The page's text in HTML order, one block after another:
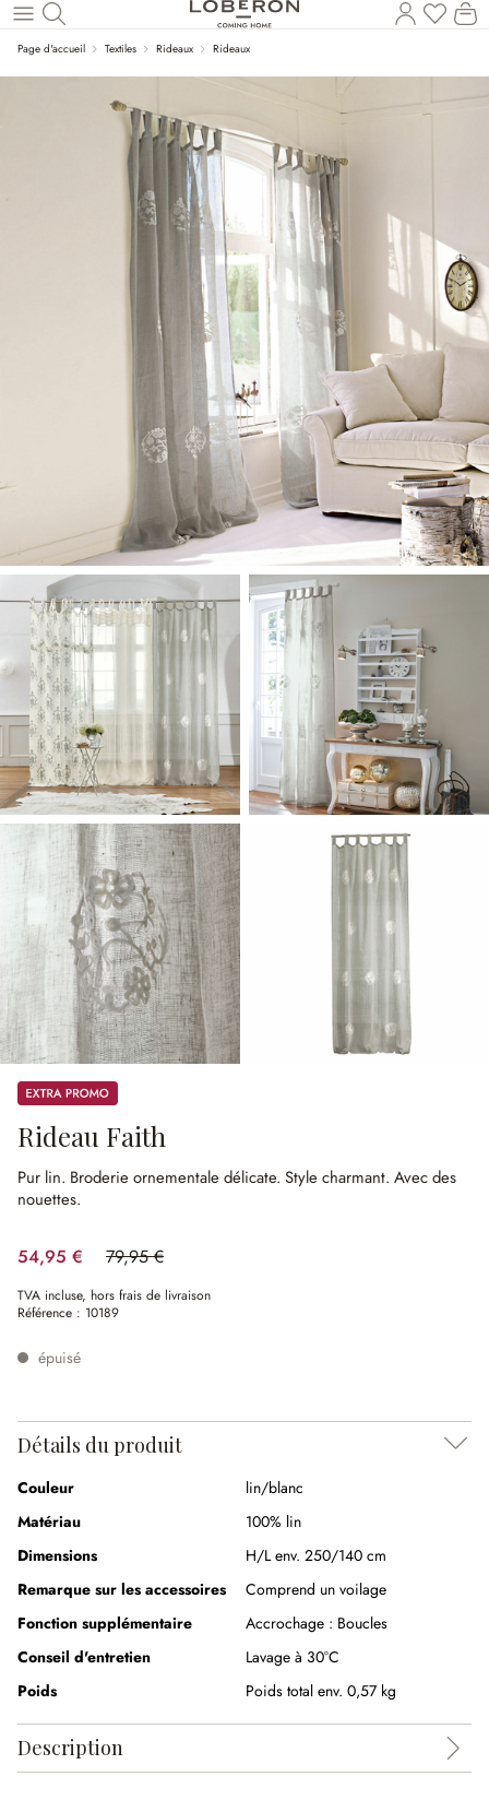
Revenir au contenu principal
Vous
Page d'accueil Textiles Rideaux Rideaux
Promos
Rideau Faith
Pur lin. Broderie ornementale délicate. Style charmant. Avec des
nouettes.
54,95 € 79,95 €
(31.27%spared)
TVA incluse, hors frais de livraison
Référence : 10189
épuisé
Détails du produit
Couleur
lin/blanc
Matériau
100% lin
Dimensions
H/L env. 250/140 cm
Remarque sur les accessoires
Comprend un voilage
Fonction supplémentaire
Accrochage : Boucles
Conseil d'entretien
Lavage à 30°C
Poids
Poids total env. 0,57 kg
Description